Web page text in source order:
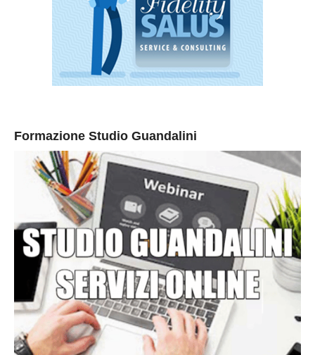
Formazione Studio Guandalini